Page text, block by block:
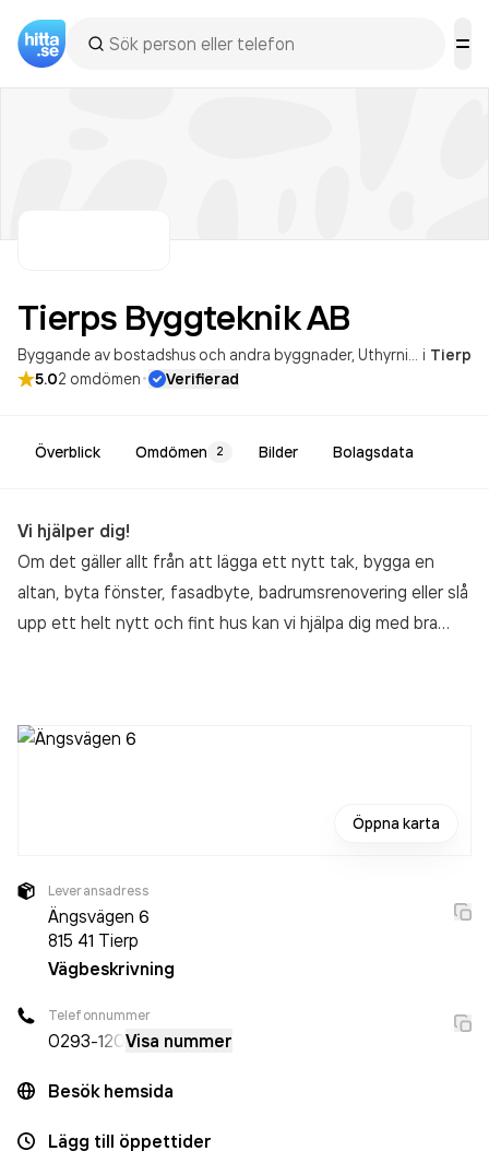
Tierps ByggteknikAB
Byggande av bostadshus och andra byggnader Uthyrning och leasing av bygg- och anläggningsmaskiner i Tierp
5.02 omdömen· Verifierad
Överblick Omdömen 2 Bilder Bolagsdata
Vi hjälper dig!
Om det gäller allt från att lägga ett nytt tak, bygga en
altan, byta fönster, fasadbyte, badrumsrenovering eller slå
upp ett helt nytt och fint hus kan vi hjälpa dig med bra
Öppna karta
Leveransadress
Ängsvägen 6
815 41 Tierp
Vägbeskrivning
Telefonnummer
0293-120Visa nummer
Besök hemsida
Lägg till öppettider